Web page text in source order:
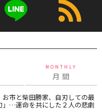
MONTHLY
月 間
お市と柴田勝家、自刃しての最
」…運命を共にした２人の悲劇